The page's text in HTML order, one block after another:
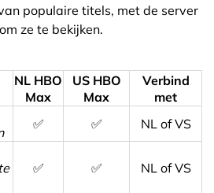
populaire titels, met de server
ze te bekijken.
NL HBO
Max
US HBO
Max
Verbind
met
✅ ✅
NL of VS
✅ ✅ NL of VS